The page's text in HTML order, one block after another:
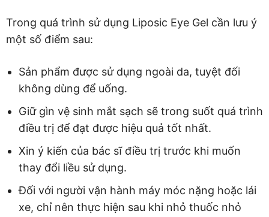
Trong quá trình sử dụng Liposic Eye Gel cần lưu ý
một số điểm sau:
Sản phẩm được sử dụng ngoài da, tuyệt đối
không dùng để uống.
Giữ gìn vệ sinh mắt sạch sẽ trong suốt quá trình
điều trị để đạt được hiệu quả tốt nhất.
Xin ý kiến của bác sĩ điều trị trước khi muốn
thay đổi liều sử dụng.
Đối với người vận hành máy móc nặng hoặc lái
xe, chỉ nên thực hiện sau khi nhỏ thuốc nhỏ